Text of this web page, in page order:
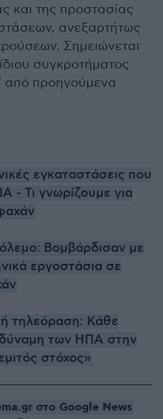
και της προστασίας
ανεξαρτήτως
Σημειώνεται
συγκροτήματος
από προηγούμενα
εγκαταστάσεις που
- Τι γνωρίζουμε για
Βομβάρδισαν με
εργοστάσια σε
τηλεόραση: Κάθε
δύναμη των ΗΠΑ στην
στόχος»
στο Google News